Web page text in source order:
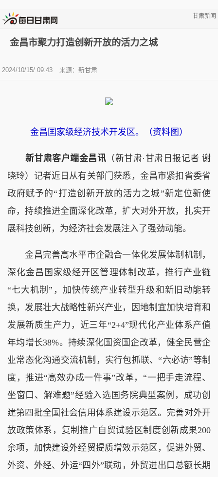
甘肃新闻
金昌市聚力打造创新开放的活力之城
2024/10/15/ 09:43 来源：新甘肃
金昌囯家级经济技术开发区。（资料图）
新甘肃客户端金昌讯 （新甘肃·甘肃日报记者 谢
晓玲）记者近日从有关部门获悉，金昌市紧扣省委省
政府赋予的“打造创新开放的活力之城”新定位新使
命，持续推进全面深化改革，扩大对外开放，扎实开
展科技创新，为经济社会发展注入了强劲动能。
金昌完善高水平市企融合一体化发展体制机制，
深化金昌国家级经开区管理体制改革，推行产业链
“七大机制”，加快传统产业转型升级和新旧动能转
换，发展壮大战略性新兴产业，因地制宜加快培育和
发展新质生产力，近三年“2+4”现代化产业体系产值
年均增长38%。持续深化国资国企改革，健全民营企
业常态化沟通交流机制，实行包抓联、“六必访”等制
度，推进“高效办成一件事”改革，“一把手走流程、
坐窗口、解难题”经验入选国务院典型案例，成功创
建第四批全国社会信用体系建设示范区。完善对外开
放政策体系，复制推广自贸试验区制度创新成果200
余项，加快建设外经贸提质增效示范区，促进外贸、
外资、外经、外运“四外”联动，外贸进出口总额长期